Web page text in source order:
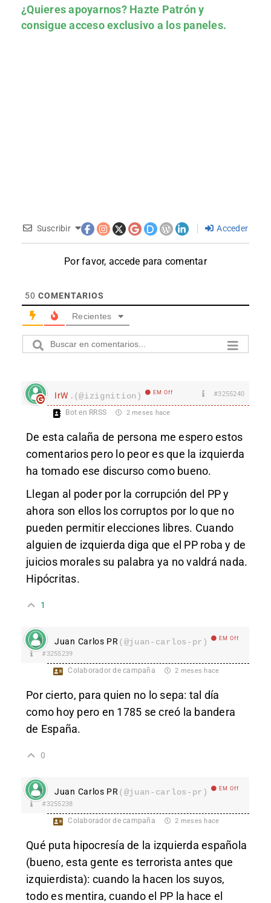
¿Quieres apoyarnos? Hazte Patróny
consigue acceso exclusivo a los paneles.
Suscribir Acceder
Por favor, accede para comentar
50 COMENTARIOS
Recientes
IrW . (@izignition) EM Off #3255240
Bot en RRSS 2 meses hace
De esta calaña de persona me espero estos
comentarios pero lo peor es que la izquierda
ha tomado ese discurso como bueno.
Llegan al poder por la corrupción del PP y
ahora son ellos los corruptos por lo que no
pueden permitir elecciones libres. Cuando
alguien de izquierda diga que el PP roba y de
juicios morales su palabra ya no valdrá nada.
Hipócritas.
1
Juan Carlos PR (@juan-carlos-pr) EM Off
#3255239
Colaborador de campaña 2 meses hace
Por cierto, para quien no lo sepa: tal día
como hoy pero en 1785 se creó la bandera
de España.
0
Juan Carlos PR (@juan-carlos-pr) EM Off
#3255238
Colaborador de campaña 2 meses hace
Qué puta hipocresía de la izquierda española
(bueno, esta gente es terrorista antes que
izquierdista): cuando la hacen los suyos,
todo es mentira, cuando el PP la hace el